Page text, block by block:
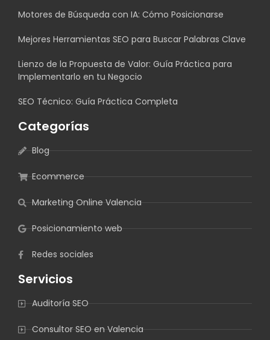
Motores de Búsqueda con IA: Cómo Posicionarse
Mejores Herramientas SEO para Buscar Palabras Clave
Lienzo de la Propuesta de Valor: Guía Práctica para
Implementarlo en tu Negocio
SEO Técnico: Guía Práctica Completa
Categorías
Blog
Ecommerce
Marketing Online Valencia
Posicionamiento web
Redes sociales
Servicios
Auditoría SEO
Consultor SEO en Valencia